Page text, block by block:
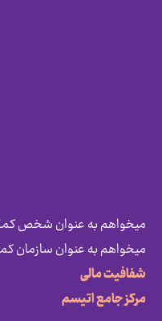
میخواهم به عنوان شخص
میخواهم به عنوان سازمان
شفافیت مالی
مرکز جامع اتیسم